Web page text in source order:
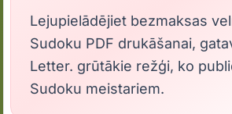
Lejupielādējiet bezmaksas
Sudoku PDF drukāšanai,
Letter. grūtākie režģi, ko
Sudoku meistariem.